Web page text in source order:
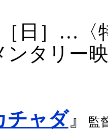
日］…〈
ンタリー
チャダ』
監